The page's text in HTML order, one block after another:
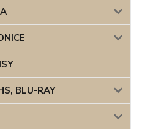
BLU-RAY